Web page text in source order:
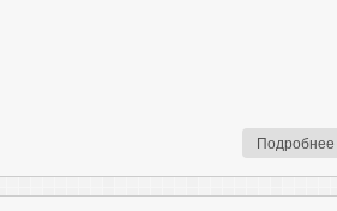
Подробнее